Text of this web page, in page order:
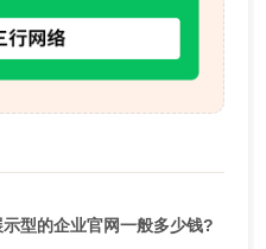
型的企业官网一般多少钱?